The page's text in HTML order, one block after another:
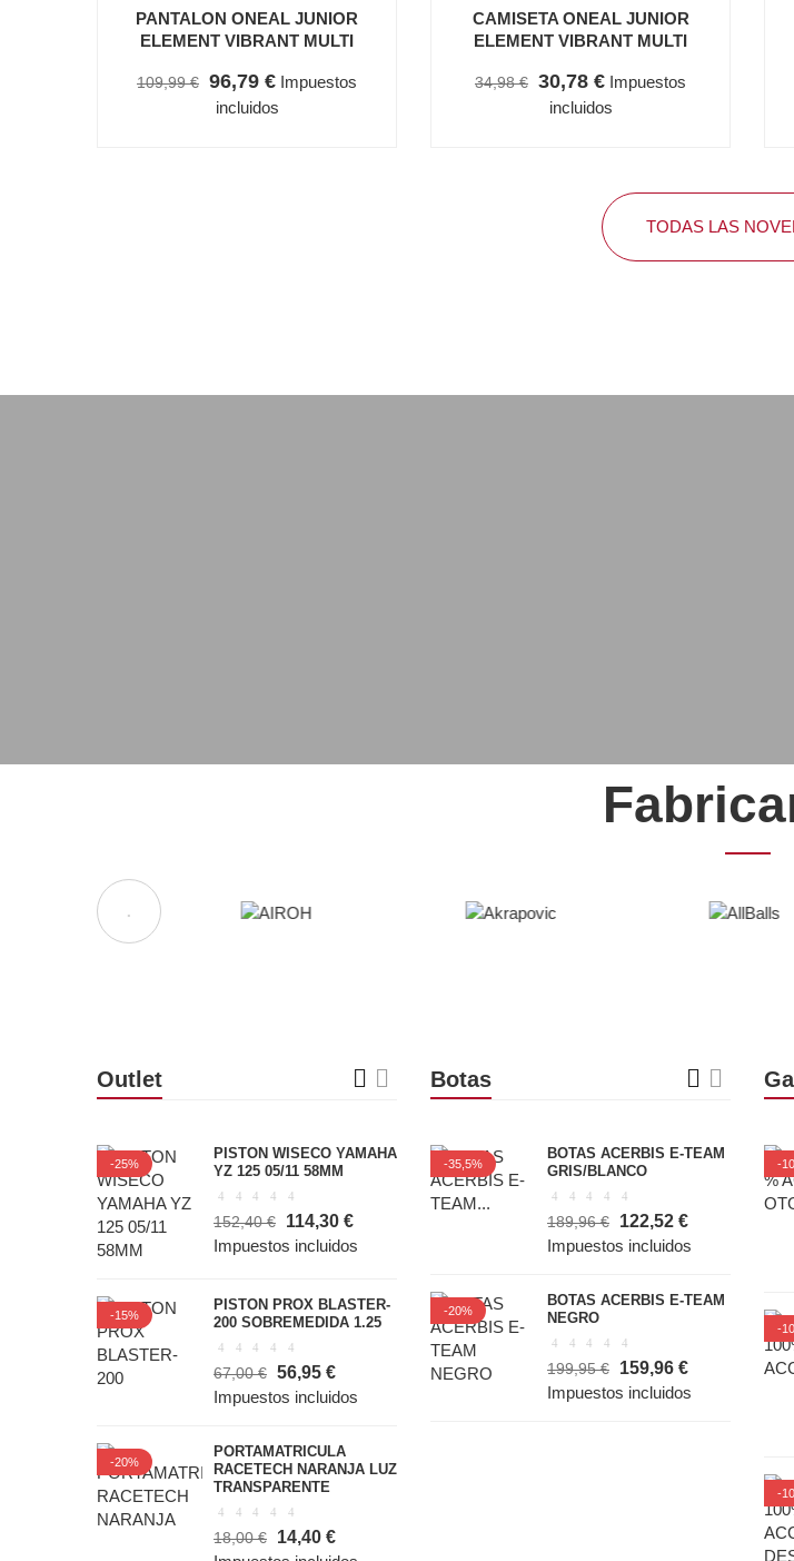
PANTALON ONEAL JUNIOR
ELEMENT VIBRANT MULTI
109,99 € 96,79 € Impuestos
incluidos
CAMISETA ONEAL JUNIOR
ELEMENT VIBRANT MULTI
34,98 € 30,78 € Impuestos
incluidos
TODAS LAS
Outlet
-25%
PISTON WISECO YAMAHA
YZ 125 05/11 58MM
152,40 €
114,30 €
Impuestos incluidos
-15%
PISTON PROX BLASTER-
200 SOBREMEDIDA 1.25
67,00 € 56,95 €
Impuestos incluidos
-20%
PORTAMATRICULA
RACETECH NARANJA LUZ
TRANSPARENTE
18,00 €
14,40 €
Botas
-35,5%
BOTAS ACERBIS E-TEAM
GRIS/BLANCO
189,96 €
122,52 €
Impuestos incluidos
-20%
BOTAS ACERBIS E-TEAM
NEGRO
199,95 €
159,96 €
Impuestos incluidos
-
-
-